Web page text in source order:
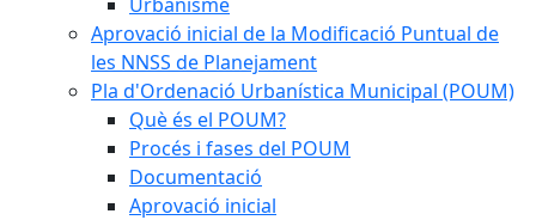
Aprovació inicial de la Modificació Puntual de
les NNSS de Planejament
Pla d'Ordenació Urbanística Municipal (POUM)
Què és el POUM?
Procés i fases del POUM
Documentació
Aprovació inicial